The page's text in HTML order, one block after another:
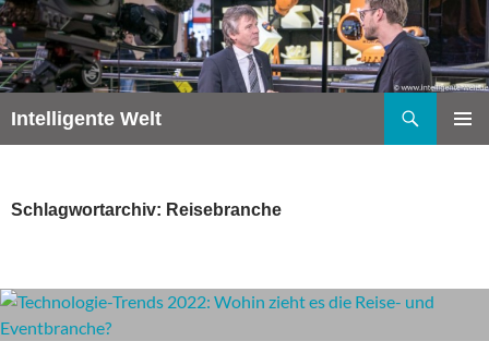
Zum
Inhalt
springen
Intelligente Welt
Schlagwortarchiv: Reisebranche